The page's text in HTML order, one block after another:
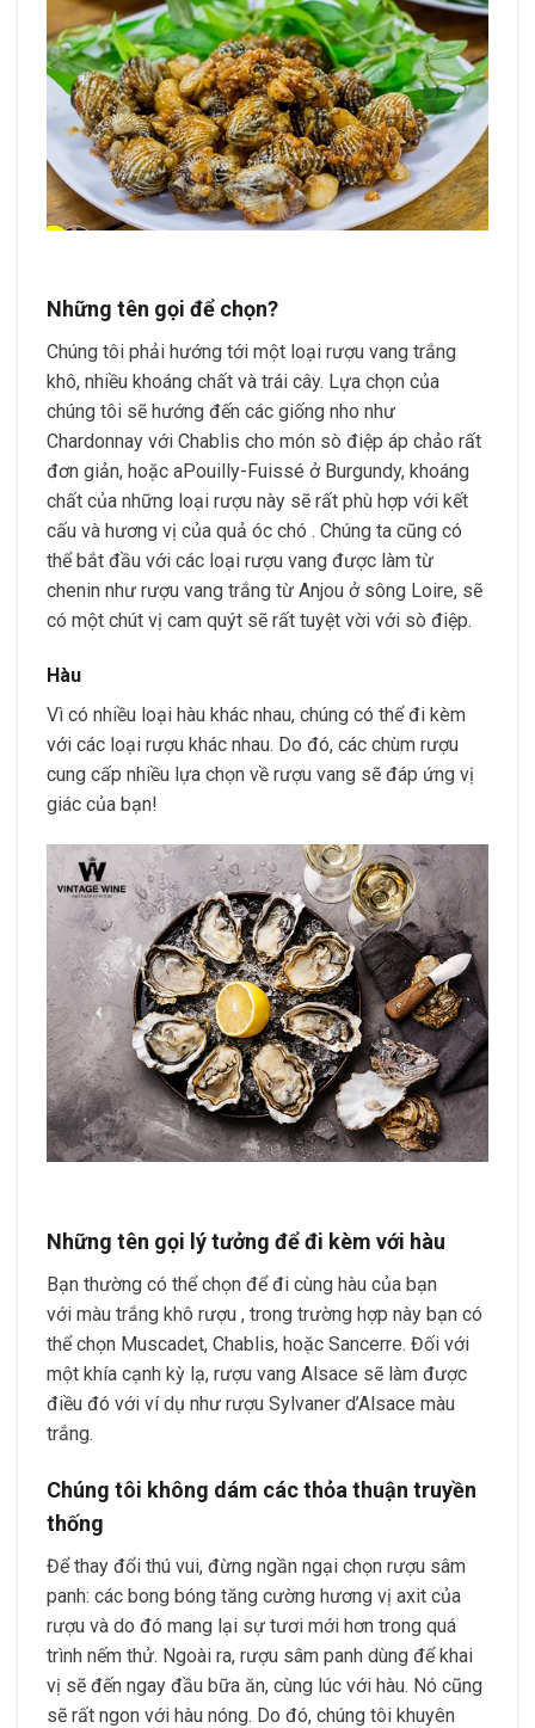
Những tên gọi để chọn?
Chúng tôi phải hướng tới một loại rượu vang trắng
khô, nhiều khoáng chất và trái cây. Lựa chọn của
chúng tôi sẽ hướng đến các giống nho như
Chardonnay với Chablis cho món sò điệp áp chảo rất
đơn giản, hoặc aPouilly-Fuissé ở Burgundy, khoáng
chất của những loại rượu này sẽ rất phù hợp với kết
cấu và hương vị của quả óc chó . Chúng ta cũng có
thể bắt đầu với các loại rượu vang được làm từ
chenin như rượu vang trắng từ Anjou ở sông Loire, sẽ
có một chút vị cam quýt sẽ rất tuyệt vời với sò điệp.
Hàu
Vì có nhiều loại hàu khác nhau, chúng có thể đi kèm
với các loại rượu khác nhau. Do đó, các chùm rượu
cung cấp nhiều lựa chọn về rượu vang sẽ đáp ứng vị
giác của bạn!
Những tên gọi lý tưởng để đi kèm với hàu
Bạn thường có thể chọn để đi cùng hàu của bạn
với màu trắng khô rượu , trong trường hợp này bạn có
thể chọn Muscadet, Chablis, hoặc Sancerre. Đối với
một khía cạnh kỳ lạ, rượu vang Alsace sẽ làm được
điều đó với ví dụ như rượu Sylvaner d’Alsace màu
trắng.
Chúng tôi không dám các thỏa thuận truyền
thống
Để thay đổi thú vui, đừng ngần ngại chọn rượu sâm
panh: các bong bóng tăng cường hương vị axit của
rượu và do đó mang lại sự tươi mới hơn trong quá
trình nếm thử. Ngoài ra, rượu sâm panh dùng để khai
vị sẽ đến ngay đầu bữa ăn, cùng lúc với hàu. Nó cũng
sẽ rất ngon với hàu nóng. Do đó, chúng tôi khuyên